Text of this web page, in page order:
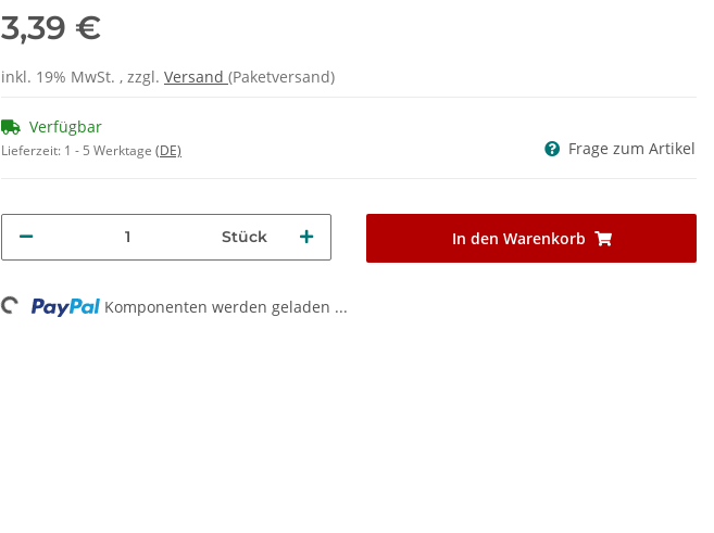
3,39 €
inkl. 19% MwSt. , zzgl. Versand (Paketversand)
Verfügbar
Lieferzeit: 1 - 5 Werktage (DE) Frage zum Artikel
Stück In den Warenkorb
Loading... Komponenten werden geladen ...